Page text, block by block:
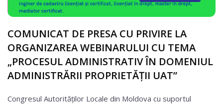
COMUNICAT DE PRESA CU PRIVIRE LA
ORGANIZAREA WEBINARULUI CU TEMA
„PROCESUL ADMINISTRATIV ÎN DOMENIUL
ADMINISTRĂRII PROPRIETĂȚII UAT”
Congresul Autorităților Locale din Moldova cu suportul